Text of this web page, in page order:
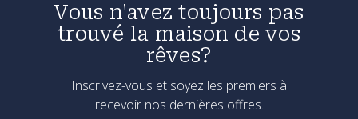
Vous n'avez toujours pas
trouvé la maison de vos
rêves?
Inscrivez-vous et soyez les premiers à
recevoir nos dernières offres.